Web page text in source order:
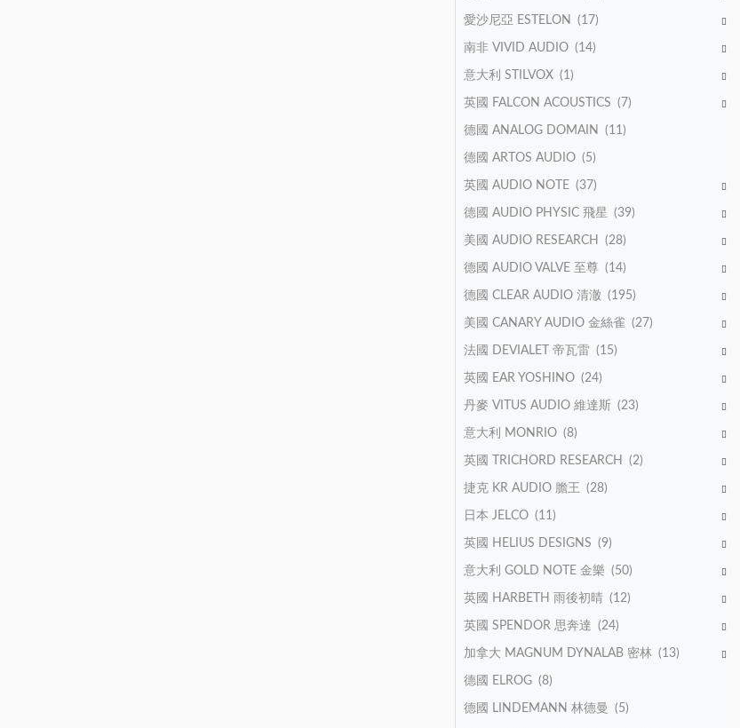
愛沙尼亞 ESTELON (17)
南非 VIVID AUDIO (14)
意大利 STILVOX (1)
英國 FALCON ACOUSTICS (7)
德國 ANALOG DOMAIN (11)
德國 ARTOS AUDIO (5)
英國 AUDIO NOTE (37)
德國 AUDIO PHYSIC 飛星 (39)
美國 AUDIO RESEARCH (28)
德國 AUDIO VALVE 至尊 (14)
德國 CLEAR AUDIO 清澈 (195)
美國 CANARY AUDIO 金絲雀 (27)
法國 DEVIALET 帝瓦雷 (15)
英國 EAR YOSHINO (24)
丹麥 VITUS AUDIO 維達斯 (23)
意大利 MONRIO (8)
英國 TRICHORD RESEARCH (2)
捷克 KR AUDIO 膽王 (28)
日本 JELCO (11)
英國 HELIUS DESIGNS (9)
意大利 GOLD NOTE 金樂 (50)
英國 HARBETH 雨後初晴 (12)
英國 SPENDOR 思奔達 (24)
加拿大 MAGNUM DYNALAB 密林 (13)
德國 ELROG (8)
德國 LINDEMANN 林德曼 (5)